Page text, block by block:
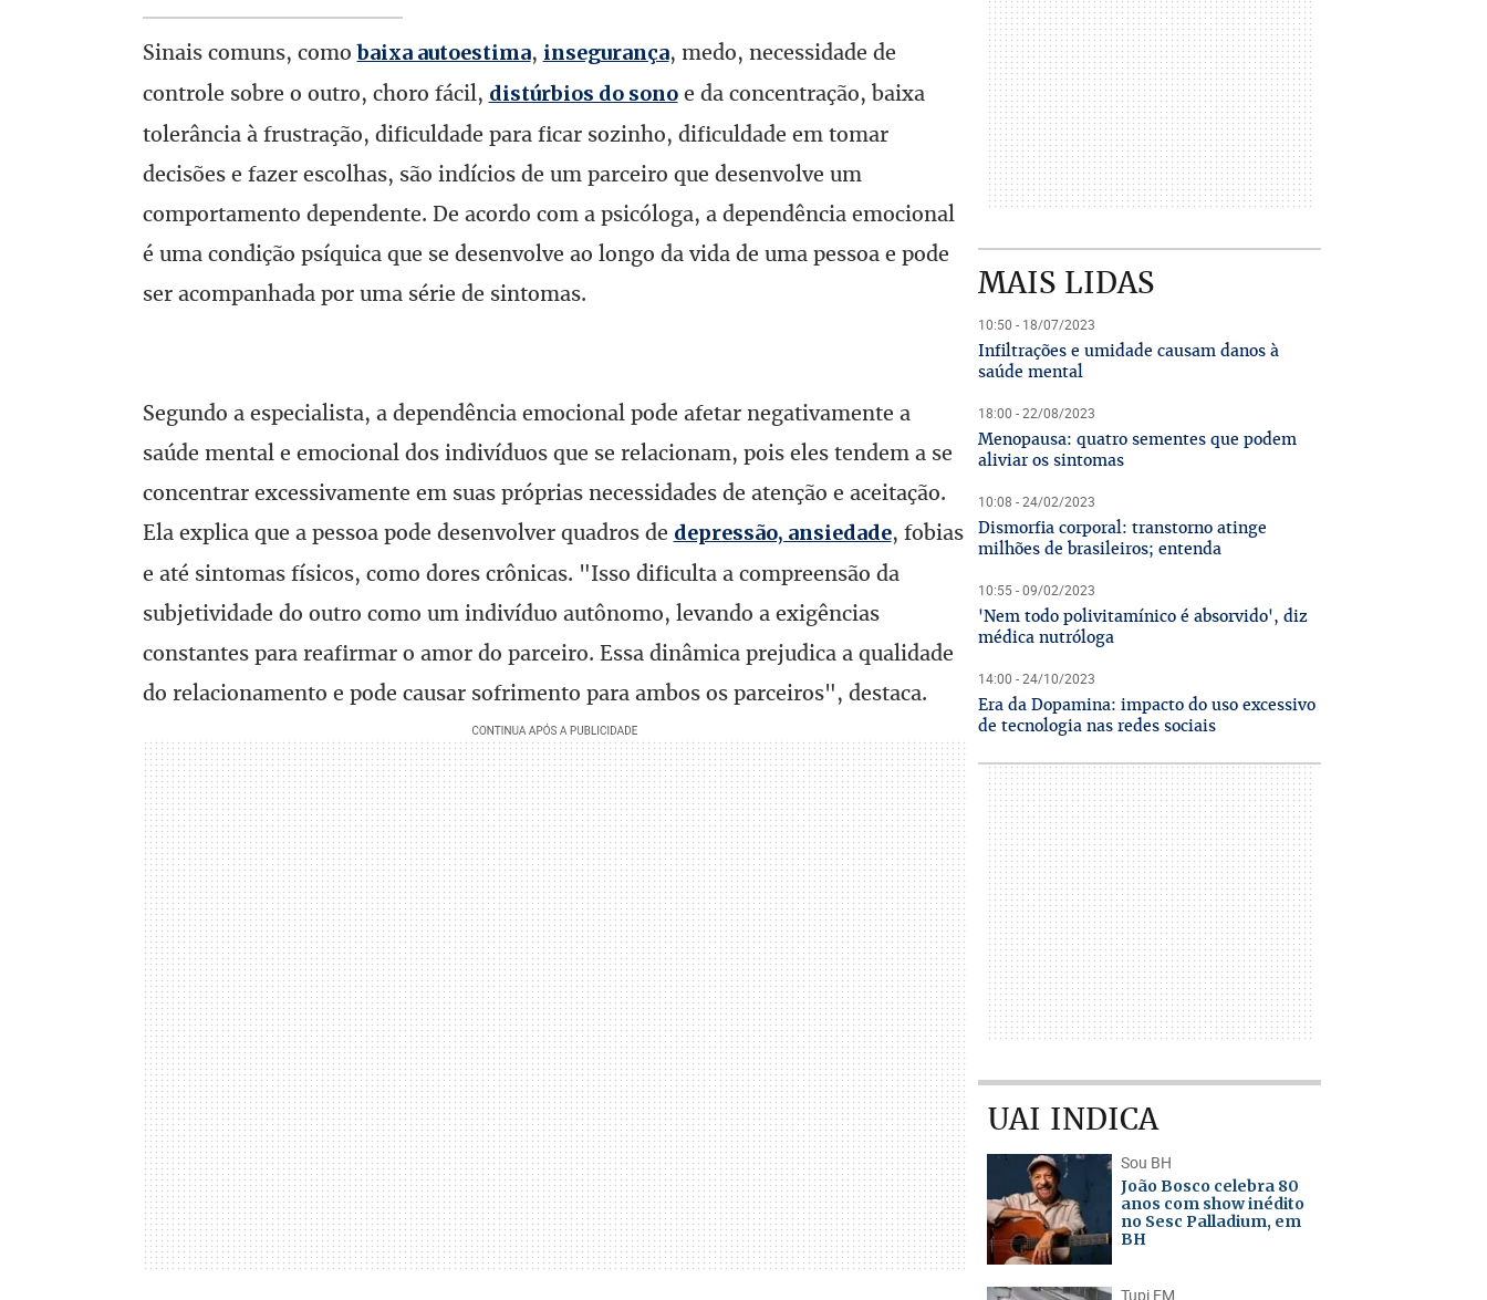
Sinais comuns, comobaixa autoestima, insegurança, medo, necessidade de
controle sobre o outro, choro fácil, distúrbios do sonoe da concentração, baixa
tolerância à frustração, dificuldade para ficar sozinho, dificuldade em tomar
decisões e fazer escolhas, são indícios de um parceiro que desenvolve um
comportamento dependente. De acordo com a psicóloga, a dependência emocional
é uma condição psíquica que se desenvolve ao longo da vida de uma pessoa e pode
ser acompanhada por uma série de sintomas.
Segundo a especialista, a dependência emocional pode afetar negativamente a
saúde mental e emocional dos indivíduos que se relacionam, pois eles tendem a se
concentrar excessivamente em suas próprias necessidades de atenção e aceitação.
Ela explica que a pessoa pode desenvolver quadros de depressão, ansiedade, fobias
e até sintomas físicos, como dores crônicas. "Isso dificulta a compreensão da
subjetividade do outro como um indivíduo autônomo, levando a exigências
constantes para reafirmar o amor do parceiro. Essa dinâmica prejudica a qualidade
do relacionamento e pode causar sofrimento para ambos os parceiros", destaca.
MAIS LIDAS
10:50 - 18/07/2023
Infiltrações e umidade causam danos à
saúde mental
18:00 - 22/08/2023
Menopausa: quatro sementes que podem
aliviar os sintomas
10:08 - 24/02/2023
Dismorfia corporal: transtorno atinge
milhões de brasileiros; entenda
10:55 - 09/02/2023
'Nem todo polivitamínico é absorvido', diz
médica nutróloga
14:00 - 24/10/2023
Era da Dopamina: impacto do uso excessivo
de tecnologia nas redes sociais
UAI INDICA
Sou BH
João Bosco celebra 80
anos com show inédito
no Sesc Palladium, em
BH
Tupi FM